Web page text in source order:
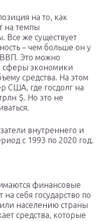
на то, как
на темпы
Все же существует
– чем больше он у
ВВП. Это можно
сферы экономики
средства. На этом
США, где госдолг на
$. Но это не
внутреннего и
с 1993 по 2020 год.
финансовые
на себя государство по
населению страны
средства, которые